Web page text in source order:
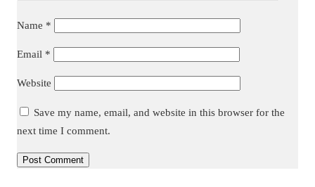
Name *
Email *
Website
Save my name, email, and website in this browser for the
next time I comment.